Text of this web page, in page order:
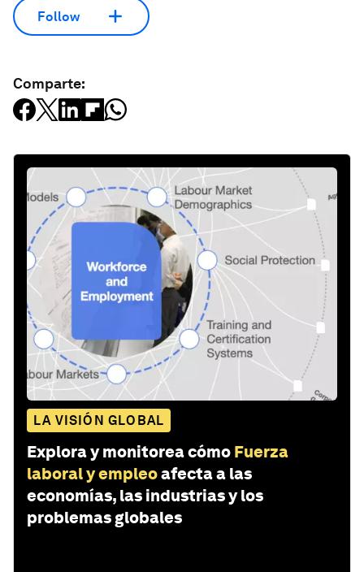
Follow
Comparte:
LA VISIÓN GLOBAL
Explora y monitorea cómo Fuerza
laboral y empleoafecta a las
economías, las industrias y los
problemas globales